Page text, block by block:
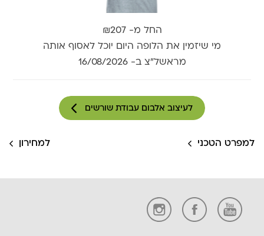
החל מ-₪207
מי שיזמין את הלופה היום יוכל לאסוף אותה
מראשל״צ ב-16/08/2026
לעיצוב אלבום עבודת שורשים
למפרט הטכני למחירון